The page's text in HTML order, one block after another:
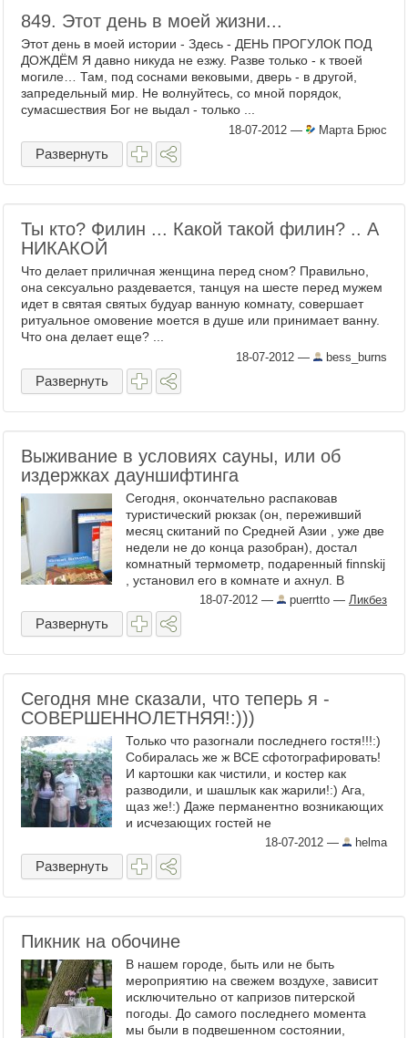
849. Этот день в моей жизни...
Этот день в моей истории - Здесь - ДЕНЬ ПРОГУЛОК ПОД
ДОЖДЁМ Я давно никуда не езжу. Разве только - к твоей
могиле… Там, под соснами вековыми, дверь - в другой,
запредельный мир. Не волнуйтесь, со мной порядок,
сумасшествия Бог не выдал - только ...
18-07-2012 — Марта Брюс
Развернуть
Ты кто? Филин ... Какой такой филин? .. А
НИКАКОЙ
Что делает приличная женщина перед сном? Правильно,
она сексуально раздевается, танцуя на шесте перед мужем
идет в святая святых будуар ванную комнату, совершает
ритуальное омовение моется в душе или принимает ванну.
Что она делает еще? ...
18-07-2012 — bess_burns
Развернуть
Выживание в условиях сауны, или об
издержках дауншифтинга
Сегодня, окончательно распаковав
туристический рюкзак (он, переживший
месяц скитаний по Средней Азии , уже две
недели не до конца разобран), достал
комнатный термометр, подаренный finnskij
, установил его в комнате и ахнул. В
18-07-2012 — puerrtto — Ликбез
Развернуть
Сегодня мне сказали, что теперь я -
СОВЕРШЕННОЛЕТНЯЯ!:)))
Только что разогнали последнего гостя!!!:)
Собиралась же ж ВСЕ сфотографировать!
И картошки как чистили, и костер как
разводили, и шашлык как жарили!:) Ага,
щаз же!:) Даже перманентно возникающих
и исчезающих гостей не
фотографировала!:) Вот только ...
18-07-2012 — helma
Развернуть
Пикник на обочине
В нашем городе, быть или не быть
мероприятию на свежем воздухе, зависит
исключительно от капризов питерской
погоды. До самого последнего момента
мы были в подвешенном состоянии,